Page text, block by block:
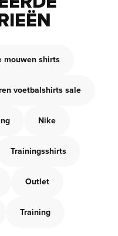
mouwen shirts
voetbalshirts sale
Nike
Trainingsshirts
Outlet
Training